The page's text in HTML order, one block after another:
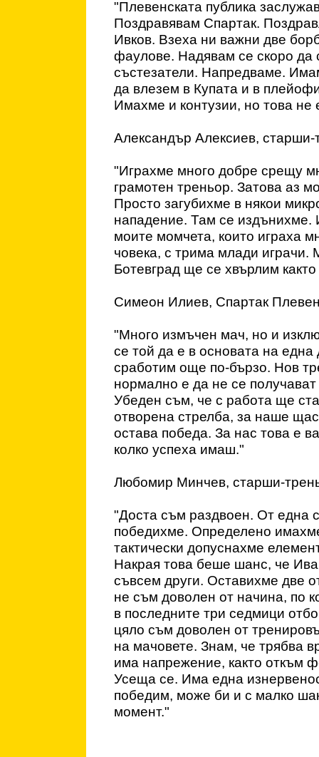
"Плевенската публика
Поздравявам Спартак.
Ивков. Взеха ни важни две
фаулове. Надявам се скоро да
състезатели. Напредваме.
да влезем в Купата и в
Имахме и контузии, но това не
Александър Алексиев,
"Играхме много добре срещу
грамотен треньор. Затова аз
Просто загубихме в някои
нападение. Там се издънихме.
моите момчета, които играха
човека, с трима млади
Ботевград ще се хвърлим
Симеон Илиев, Спартак
"Много измъчен мач, но и
се той да е в основата на
сработим още по-бързо. Нов
нормално е да не се
Убеден съм, че с работа ще
отворена стрелба, за наше
остава победа. За нас това е
колко успеха имаш."
Любомир Минчев, старши-
"Доста съм раздвоен. От една
победихме. Определено
тактически допуснахме
Накрая това беше шанс, че
съвсем други. Оставихме две
не съм доволен от начина, по
в последните три седмици
цяло съм доволен от
на мачовете. Знам, че трябва
има напрежение, както откъм
Усеща се. Има една
победим, може би и с малко
момент."